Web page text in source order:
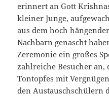
erinnert an Gott
kleiner Junge,
aus dem hoch
Nachbarn genascht
Zeremonie ein großes
zahlreiche Besucher an,
Tontopfes mit
den Austauschschülern